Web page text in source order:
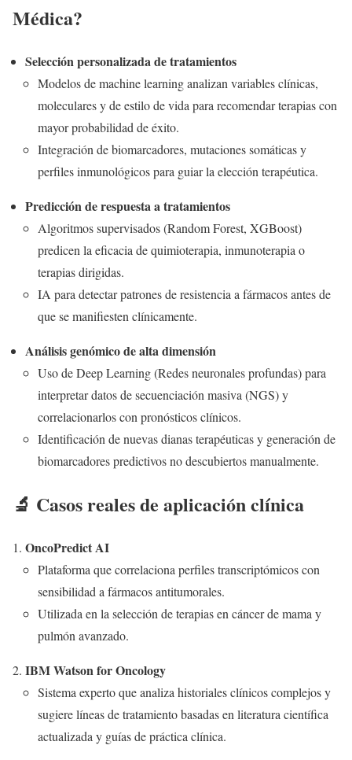
Médica?
Selección personalizada de tratamientos
Modelos de machine learning analizan variables clínicas,
moleculares y de estilo de vida para recomendar terapias con
mayor probabilidad de éxito.
Integración de biomarcadores, mutaciones somáticas y
perfiles inmunológicos para guiar la elección terapéutica.
Predicción de respuesta a tratamientos
Algoritmos supervisados (Random Forest, XGBoost)
predicen la eficacia de quimioterapia, inmunoterapia o
terapias dirigidas.
IA para detectar patrones de resistencia a fármacos antes de
que se manifiesten clínicamente.
Análisis genómico de alta dimensión
Uso de Deep Learning (Redes neuronales profundas) para
interpretar datos de secuenciación masiva (NGS) y
correlacionarlos con pronósticos clínicos.
Identificación de nuevas dianas terapéuticas y generación de
biomarcadores predictivos no descubiertos manualmente.
🔬 Casos reales de aplicación clínica
OncoPredict AI
Plataforma que correlaciona perfiles transcriptómicos con
sensibilidad a fármacos antitumorales.
Utilizada en la selección de terapias en cáncer de mama y
pulmón avanzado.
IBM Watson for Oncology
Sistema experto que analiza historiales clínicos complejos y
sugiere líneas de tratamiento basadas en literatura científica
actualizada y guías de práctica clínica.